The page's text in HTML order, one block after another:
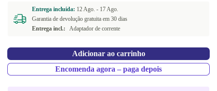
BE (belga)
DK (dinamarquês)
Disponível noutras configurações
CZ (checo) +54,93 €
Entrega incluída: 12 Ago. - 17 Ago.
Garantia de devolução gratuita em 30 dias
Entrega incl.:
Adaptador de corrente
Adicionar ao carrinho
Encomenda agora – paga depois